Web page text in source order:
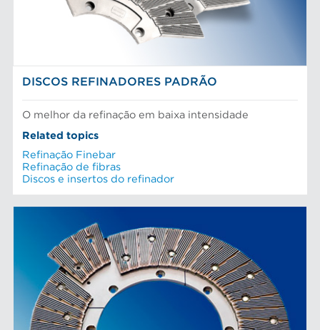
DISCOS REFINADORES PADRÃO
O melhor da refinação em baixa intensidade
Related topics
Refinação Finebar
Refinação de fibras
Discos e insertos do refinador